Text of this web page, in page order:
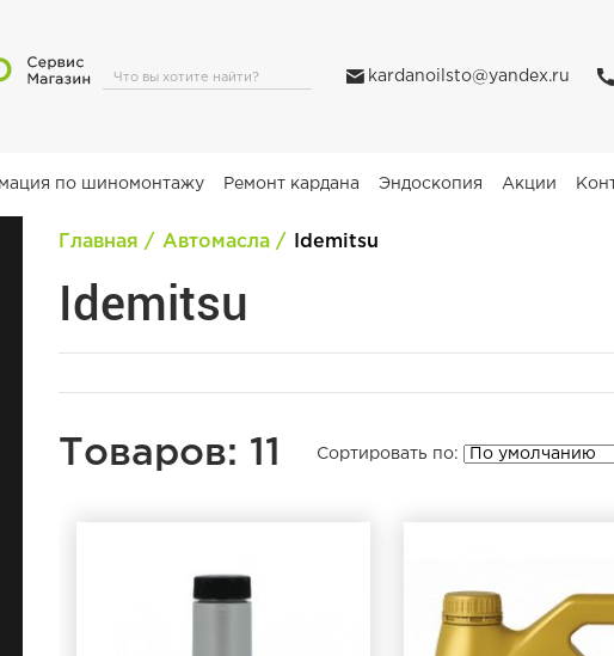
kardanoilsto@yandex.ru
по шиномонтажу Ремонт кардана Эндоскопия Акции
Главная Автомасла Idemitsu
Idemitsu
Товаров: 11 Сортировать по: